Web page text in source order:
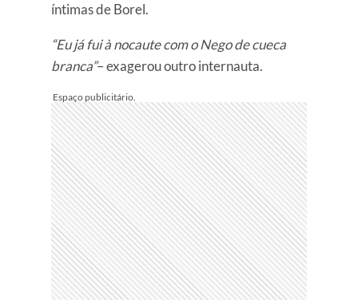
íntimas de Borel.
“Eu já fui à nocaute com o Nego de cueca
branca”– exagerou outro internauta.